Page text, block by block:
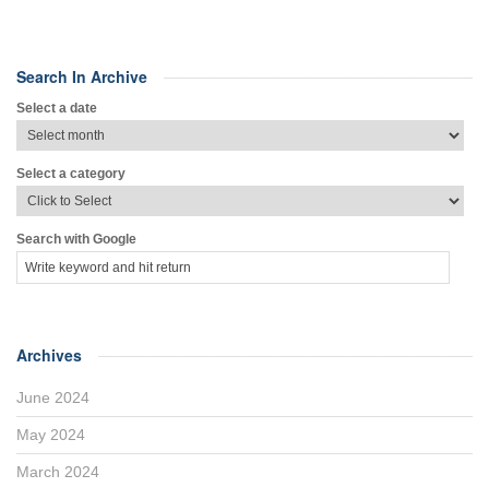
Search In Archive
Select a date
Select a category
Search with Google
Archives
June 2024
May 2024
March 2024